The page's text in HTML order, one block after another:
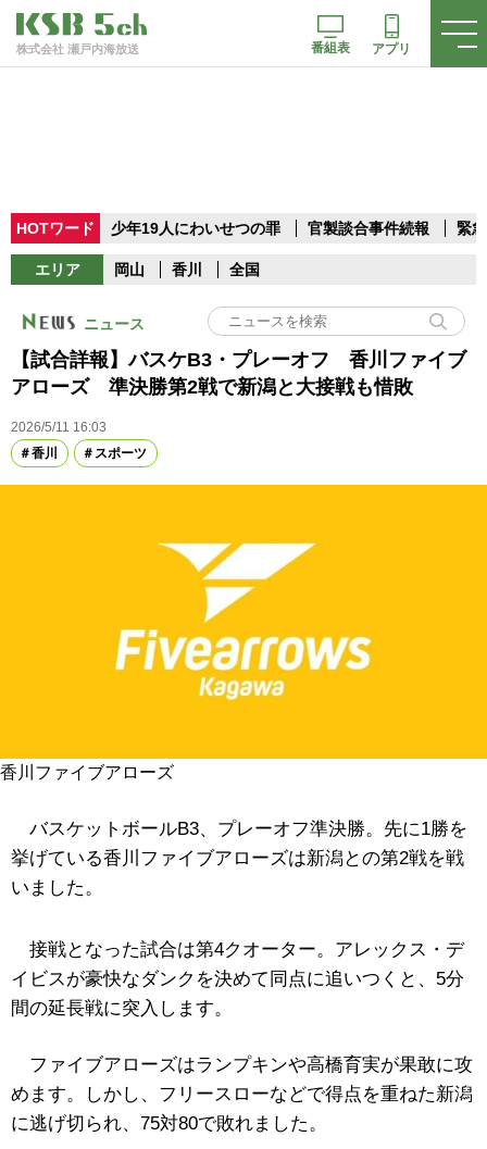
株式会社 瀬戸内海放送 番組表 アプリ
HOTワード 少年19人にわいせつの罪 官製談合事件続報 緊
エリア 岡山 香川 全国
ニュース
【試合詳報】バスケB3・プレーオフ 香川ファイブ
アローズ 準決勝第2戦で新潟と大接戦も惜敗
2026/5/11 16:03
香川
スポーツ
香川ファイブアローズ
バスケットボールB3、プレーオフ準決勝。先に1勝を
挙げている香川ファイブアローズは新潟との第2戦を戦
いました。
接戦となった試合は第4クオーター。アレックス・デ
イビスが豪快なダンクを決めて同点に追いつくと、5分
間の延長戦に突入します。
ファイブアローズはランプキンや高橋育実が果敢に攻
めます。しかし、フリースローなどで得点を重ねた新潟
に逃げ切られ、75対80で敗れました。